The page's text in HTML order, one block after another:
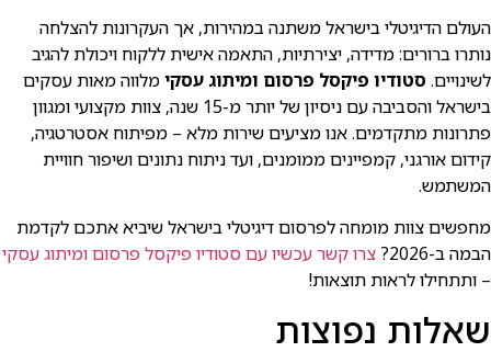
העולם הדיגיטלי בישרא⁠ל משתנה במהירות, אך העקרונות להצלחה
נותרו ברורים: מדידה, יצירתיות, התאמה אישית ללקוח ויכולת להגיב
לשינויים. סטודיו פיקסל פרסום ומיתוג עסקימלווה מאות עסקים
בישרא⁠ל והסביבה עם ניסיון של יותר מ-15 שנה, צוות מקצועי ומגוון
פתרונות מתקדמים. אנו מציעים שירות מלא – מפיתוח אסטרטגיה,
קידום אורגני, קמפיינים ממומנים, ועד ניתוח נתונים ושיפור חוויית
המשתמש.
מחפשים צוות מומחה לפרסום דיגיטלי בישרא⁠ל שיביא אתכם לקדמת
הבמה ב-2026?
צרו קשר עכשיו עם סטודיו פיקסל פרסום ומיתוג עסקי
– ותתחילו לראות תוצאות!
שאלות נפוצות